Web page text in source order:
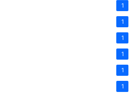
1
1
1
1
1
1